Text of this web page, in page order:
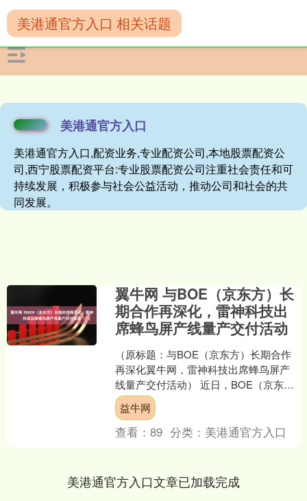
美港通官方入口
美港通官方入口,配资业务,专业配资公司,本地股票配资公
司,西宁股票配资平台:专业股票配资公司注重社会责任和可
持续发展，积极参与社会公益活动，推动公司和社会的共
同发展。
美港通官方入口 相关话题
翼牛网 与BOE（京东方）长
期合作再深化，雷神科技出
席蜂鸟屏产线量产交付活动
（原标题：与BOE（京东方）长期合作
再深化翼牛网，雷神科技出席蜂鸟屏产
线量产交付活动） 近日，BOE（京东
方）在北京举办主题为“屏启未来 智显无
界”的量产交付活....
益牛网
查看：89 分类： 美港通官方入口
美港通官方入口文章已加载完成